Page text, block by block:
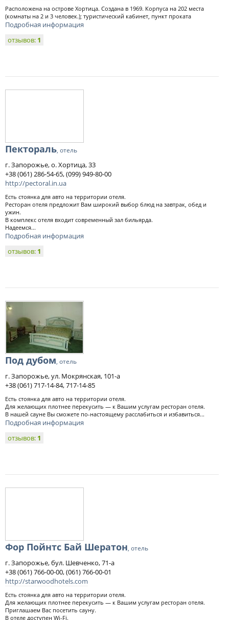
Расположена на острове Хортица. Создана в 1969. Корпуса на 202 места
(комнаты на 2 и 3 человек.); туристический кабинет, пункт проката
Подробная информация
отзывов: 1
Пектораль, отель
г. Запорожье, о. Хортица, 33
+38 (061) 286-54-65, (099) 949-80-00
http://pectoral.in.ua
Есть стоянка для авто на территории отеля.
Ресторан отеля предложит Вам широкий выбор блюд на завтрак, обед и
ужин.
В комплекс отеля входит современный зал бильярда.
Надеемся...
Подробная информация
отзывов: 1
Под дубом, отель
г. Запорожье, ул. Мокрянская, 101-а
+38 (061) 717-14-84, 717-14-85
Есть стоянка для авто на территории отеля.
Для желающих плотнее перекусить — к Вашим услугам ресторан отеля.
В нашей сауне Вы сможете по-настоящему расслабиться и избавиться...
Подробная информация
отзывов: 1
Фор Пойнтс Бай Шератон, отель
г. Запорожье, бул. Шевченко, 71-а
+38 (061) 766-00-00, (061) 766-00-01
http://starwoodhotels.com
Есть стоянка для авто на территории отеля.
Для желающих плотнее перекусить — к Вашим услугам ресторан отеля.
Приглашаем Вас посетить сауну.
В отеле доступен Wi-Fi.